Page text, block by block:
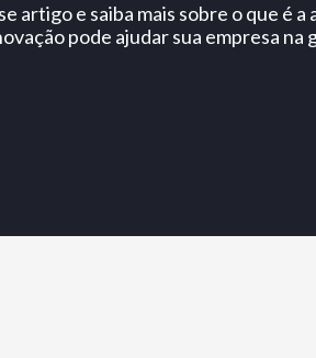
artigo e saiba mais sobre o que é a
pode ajudar sua empresa na